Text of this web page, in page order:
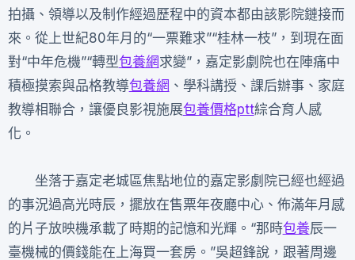
拍攝、領導以及制作經過歷程中的資本都由該影院鏈接而
來。從上世紀80年月的“一票難求”“桂林一枝”，到現在面
對“中年危機”“轉型包養網求變”，嘉定影劇院也在陣痛中
積極摸索與品格教導包養網 、學科講授、課后辦事、家庭
教導相聯合，讓優良影視施展包養價格ptt綜合育人感
化。
坐落于嘉定老城區焦點地位的嘉定影劇院已經也經過
的事況過高光時辰，擺放在售票年夜廳中心、佈滿年月感
的片子放映機承載了時期的記憶和光輝。“那時包養辰一
臺機械的價錢能在上海買一套房。”吳超鋒說，跟著周邊